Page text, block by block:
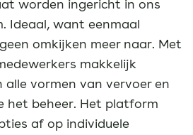
worden ingericht in ons
Ideaal, want eenmaal
omkijken meer naar. Met
makkelijk
alle vormen van vervoer en
het beheer. Het platform
af op individuele